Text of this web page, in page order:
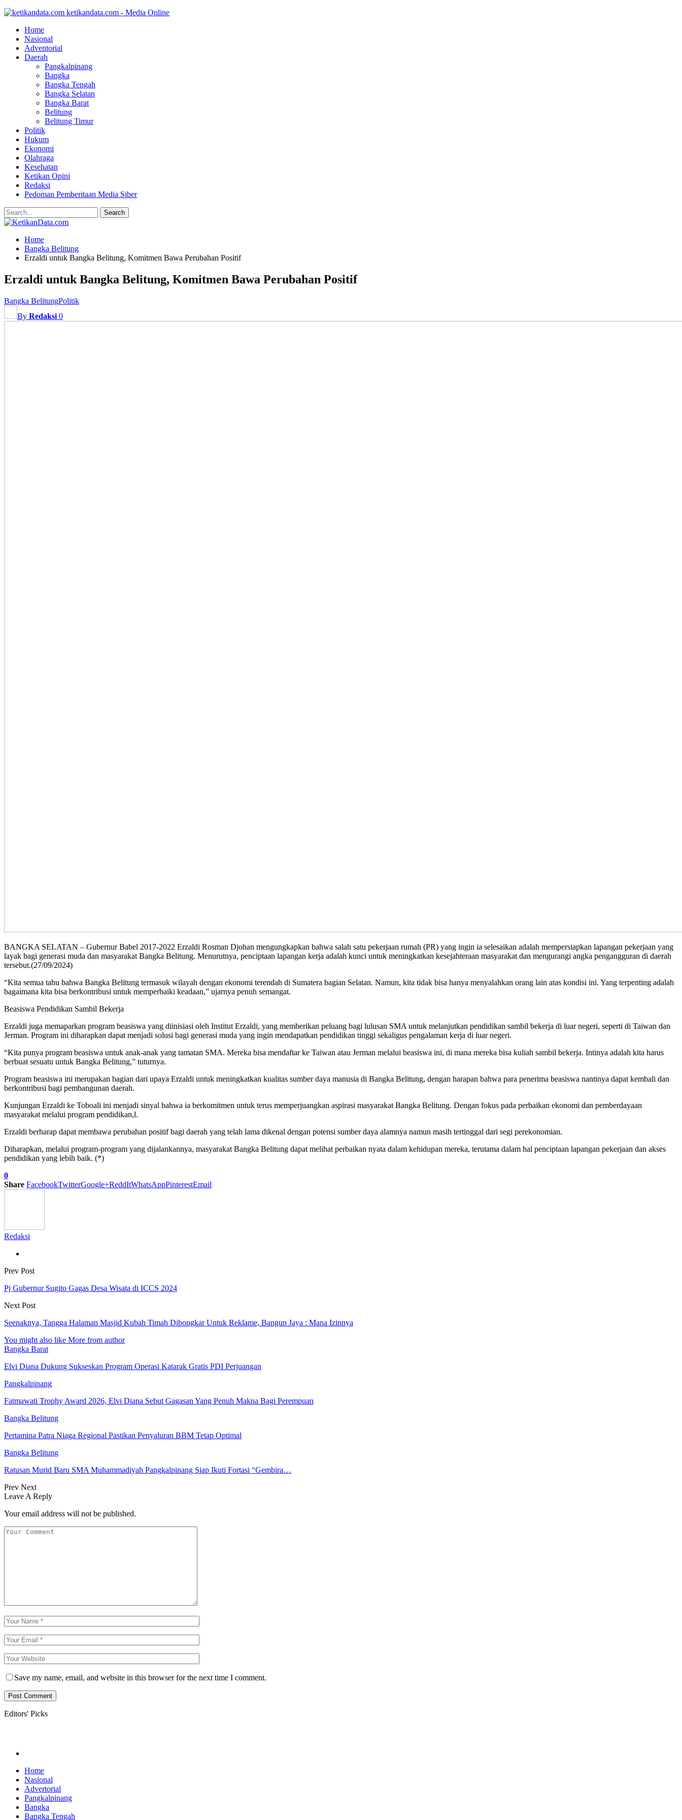
ketikandata.com - Media Online
Home
Nasional
Adventorial
Daerah
Pangkalpinang
Bangka
Bangka Tengah
Bangka Selatan
Bangka Barat
Belitung
Belitung Timur
Politik
Hukum
Ekonomi
Olahraga
Kesehatan
Ketikan Opini
Redaksi
Pedoman Pemberitaan Media Siber
Home
Bangka Belitung
Erzaldi untuk Bangka Belitung, Komitmen Bawa Perubahan Positif
Erzaldi untuk Bangka Belitung, Komitmen Bawa Perubahan Positif
Bangka BelitungPolitik
By Redaksi 0
BANGKA SELATAN – Gubernur Babel 2017-2022 Erzaldi Rosman Djohan mengungkapkan bahwa salah satu pekerjaan rumah (PR) yang ingin ia selesaikan adalah mempersiapkan lapangan pekerjaan yang
layak bagi generasi muda dan masyarakat Bangka Belitung. Menurutnya, penciptaan lapangan kerja adalah kunci untuk meningkatkan kesejahteraan masyarakat dan mengurangi angka pengangguran di daerah
tersebut.(27/09/2024)
“Kita semua tahu bahwa Bangka Belitung termasuk wilayah dengan ekonomi terendah di Sumatera bagian Selatan. Namun, kita tidak bisa hanya menyalahkan orang lain atas kondisi ini. Yang terpenting adalah
bagaimana kita bisa berkontribusi untuk memperbaiki keadaan,” ujarnya penuh semangat.
Beasiswa Pendidikan Sambil Bekerja
Erzaldi juga memaparkan program beasiswa yang diinisiasi oleh Institut Erzaldi, yang memberikan peluang bagi lulusan SMA untuk melanjutkan pendidikan sambil bekerja di luar negeri, seperti di Taiwan dan
Jerman. Program ini diharapkan dapat menjadi solusi bagi generasi muda yang ingin mendapatkan pendidikan tinggi sekaligus pengalaman kerja di luar negeri.
“Kita punya program beasiswa untuk anak-anak yang tamatan SMA. Mereka bisa mendaftar ke Taiwan atau Jerman melalui beasiswa ini, di mana mereka bisa kuliah sambil bekerja. Intinya adalah kita harus
berbuat sesuatu untuk Bangka Belitung,” tuturnya.
Program beasiswa ini merupakan bagian dari upaya Erzaldi untuk meningkatkan kualitas sumber daya manusia di Bangka Belitung, dengan harapan bahwa para penerima beasiswa nantinya dapat kembali dan
berkontribusi bagi pembangunan daerah.
Kunjungan Erzaldi ke Toboali ini menjadi sinyal bahwa ia berkomitmen untuk terus memperjuangkan aspirasi masyarakat Bangka Belitung. Dengan fokus pada perbaikan ekonomi dan pemberdayaan
masyarakat melalui program pendidikan,l.
Erzaldi berharap dapat membawa perubahan positif bagi daerah yang telah lama dikenal dengan potensi sumber daya alamnya namun masih tertinggal dari segi perekonomian.
Diharapkan, melalui program-program yang dijalankannya, masyarakat Bangka Belitung dapat melihat perbaikan nyata dalam kehidupan mereka, terutama dalam hal penciptaan lapangan pekerjaan dan akses
pendidikan yang lebih baik. (*)
0
Share FacebookTwitterGoogle+ReddItWhatsAppPinterestEmail
Redaksi
Prev Post
Pj Gubernur Sugito Gagas Desa Wisata di ICCS 2024
Next Post
Seenaknya, Tangga Halaman Masjid Kubah Timah Dibongkar Untuk Reklame, Bangun Jaya : Mana Izinnya
You might also like More from author
Bangka Barat
Elvi Diana Dukung Sukseskan Program Operasi Katarak Gratis PDI Perjuangan
Pangkalpinang
Fatmawati Trophy Award 2026, Elvi Diana Sebut Gagasan Yang Penuh Makna Bagi Perempuan
Bangka Belitung
Pertamina Patra Niaga Regional Pastikan Penyaluran BBM Tetap Optimal
Bangka Belitung
Ratusan Murid Baru SMA Muhammadiyah Pangkalpinang Siap Ikuti Fortasi “Gembira…
Prev Next
Leave A Reply
Your email address will not be published.
Save my name, email, and website in this browser for the next time I comment.
Editors' Picks
Home
Nasional
Advertorial
Pangkalpinang
Bangka
Bangka Tengah